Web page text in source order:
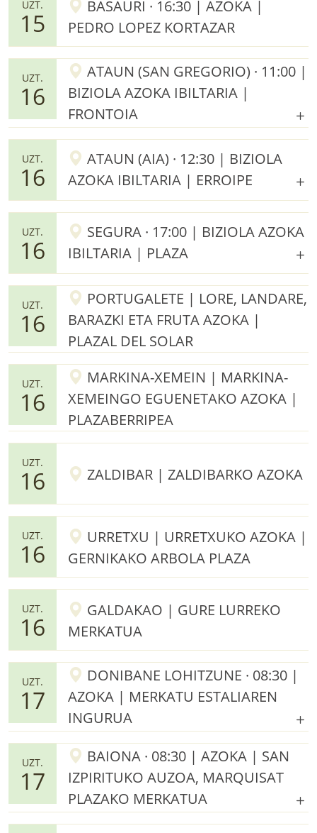
UZT.
15
BASAURI · 16:30 | AZOKA |
PEDRO LOPEZ KORTAZAR
UZT.
16
ATAUN (SAN GREGORIO) · 11:00 |
BIZIOLA AZOKA IBILTARIA |
FRONTOIA
UZT.
16
ATAUN (AIA) · 12:30 | BIZIOLA
AZOKA IBILTARIA | ERROIPE
UZT.
16
SEGURA · 17:00 | BIZIOLA AZOKA
IBILTARIA | PLAZA
UZT.
16
PORTUGALETE | LORE, LANDARE,
BARAZKI ETA FRUTA AZOKA |
PLAZAL DEL SOLAR
UZT.
16
MARKINA-XEMEIN | MARKINA-
XEMEINGO EGUENETAKO AZOKA |
PLAZABERRIPEA
UZT.
16 ZALDIBAR | ZALDIBARKO AZOKA
UZT.
16
URRETXU | URRETXUKO AZOKA |
GERNIKAKO ARBOLA PLAZA
UZT.
16
GALDAKAO | GURE LURREKO
MERKATUA
UZT.
17
DONIBANE LOHITZUNE · 08:30 |
AZOKA | MERKATU ESTALIAREN
INGURUA
UZT.
17
BAIONA · 08:30 | AZOKA | SAN
IZPIRITUKO AUZOA, MARQUISAT
PLAZAKO MERKATUA